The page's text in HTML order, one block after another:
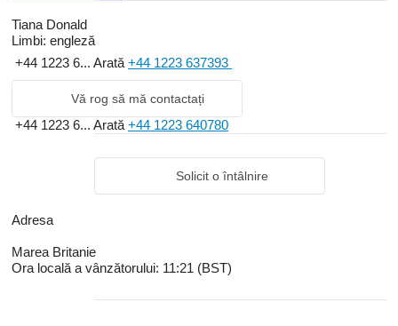
Tiana Donald
Limbi: engleză
+44 1223 6... Arată+44 1223 637393
Vă rog să mă contactați
+44 1223 6... Arată +44 1223 640780
Solicit o întâlnire
Adresa
Marea Britanie
Ora locală a vânzătorului: 11:21 (BST)